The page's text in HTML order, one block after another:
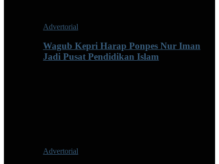
Advertorial
Wagub Kepri Harap Ponpes Nur Iman
Jadi Pusat Pendidikan Islam
Advertorial